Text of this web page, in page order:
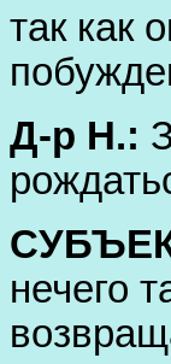
так как
Д-р Н.:
нечего